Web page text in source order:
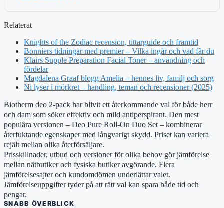
Relaterat
Knights of the Zodiac recension, tittarguide och framtid
Bonniers tidningar med premier – Vilka ingår och vad får du
Klairs Supple Preparation Facial Toner – användning och
fördelar
Magdalena Graaf blogg Amelia – hennes liv, familj och sorg
Ni lyser i mörkret – handling, teman och recensioner (2025)
Biotherm deo 2-pack har blivit ett återkommande val för både herr
och dam som söker effektiv och mild antiperspirant. Den mest
populära versionen – Deo Pure Roll-On Duo Set – kombinerar
återfuktande egenskaper med långvarigt skydd. Priset kan variera
rejält mellan olika återförsäljare.
Prisskillnader, utbud och versioner för olika behov gör jämförelse
mellan nätbutiker och fysiska butiker avgörande. Flera
jämförelsesajter och kundomdömen underlättar valet.
Jämförelseuppgifter tyder på att rätt val kan spara både tid och
pengar.
SNABB ÖVERBLICK